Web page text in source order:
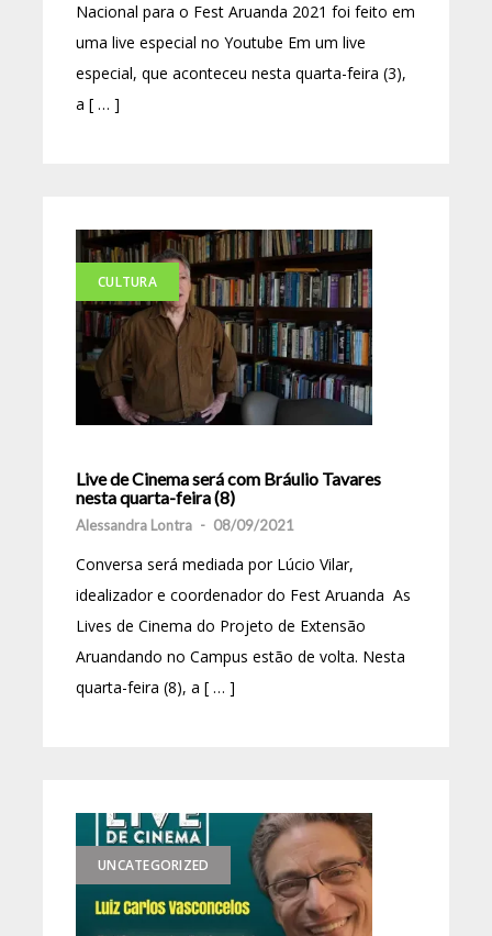
Nacional para o Fest Aruanda 2021 foi feito em
uma live especial no Youtube Em um live
especial, que aconteceu nesta quarta-feira (3),
a [ … ]
CULTURA
Live de Cinema será com Bráulio Tavares
nesta quarta-feira (8)
Alessandra Lontra - 08/09/2021
Conversa será mediada por Lúcio Vilar,
idealizador e coordenador do Fest Aruanda As
Lives de Cinema do Projeto de Extensão
Aruandando no Campus estão de volta. Nesta
quarta-feira (8), a [ … ]
UNCATEGORIZED